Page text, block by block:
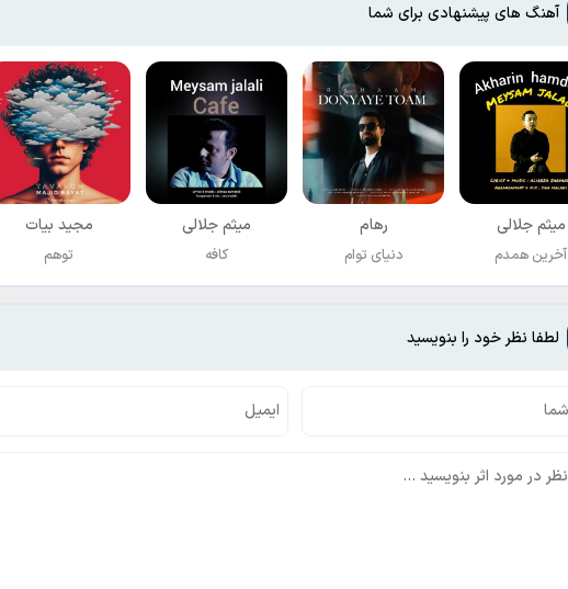
آهنگ های پیشنهادی برای شما
میثم جلالی
آخرین همدم
رهام
دنیای توام
میثم جلالی
کافه
مجید بیات
توهم
لطفا نظر خود را بنویسید